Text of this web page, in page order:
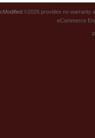
©2026 provides no warranty
eCommerce